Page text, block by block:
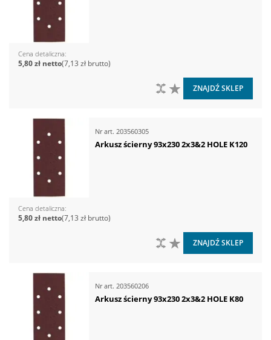
Cena detaliczna
7,13 zł
5,80 zł
DO LISTY ŻYCZEŃ
DO PORÓWNANIA
ZNAJDŹ SKLEP
Nr art. 203560305
Arkusz ścierny 93x230 2x3&2 HOLE K120
Cena detaliczna
7,13 zł
5,80 zł
DO LISTY ŻYCZEŃ
DO PORÓWNANIA
ZNAJDŹ SKLEP
Nr art. 203560206
Arkusz ścierny 93x230 2x3&2 HOLE K80